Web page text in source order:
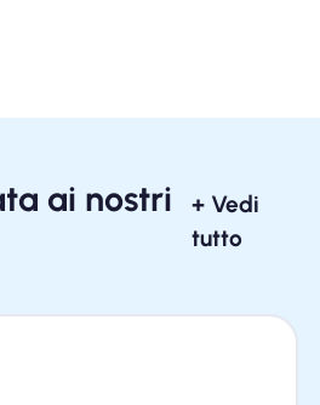
ai nostri
+ Vedi
tutto